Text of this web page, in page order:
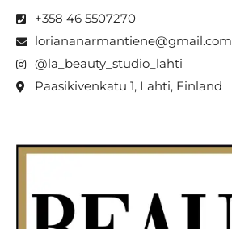
‪+358 46 5507270‬
loriananarmantiene@gmail.com
@la_beauty_studio_lahti
Paasikivenkatu 1, Lahti, Finland